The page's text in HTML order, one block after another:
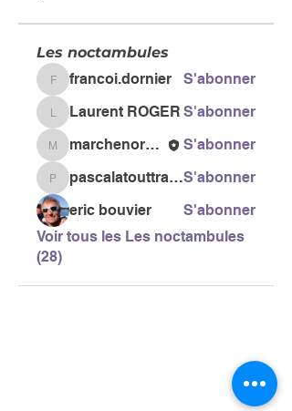
Les noctambules
francoi.dornier
francoi.dornier S'abonner
Laurent ROGER
Laurent ROGER S'abonner
marchenordiquegailmarchenordiquegail S'abonner
pascalatouttravaux pascalatouttravauxS'abonner
eric bouvier
S'abonner
Voir tous les Les noctambules
(28)